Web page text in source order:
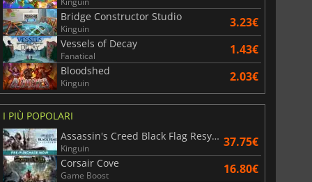
6.75€
WARHAMMER 3
15.51
Bridge Constructor Studio
Kinguin 3.23€
Vessels of Decay
Fanatical 1.43€
Bloodshed
Kinguin 2.03€
I PIÙ POPOLARI
Assassin's Creed Black Flag Resynced
Kinguin 37.75€
Corsair Cove
Game Boost 16.80€